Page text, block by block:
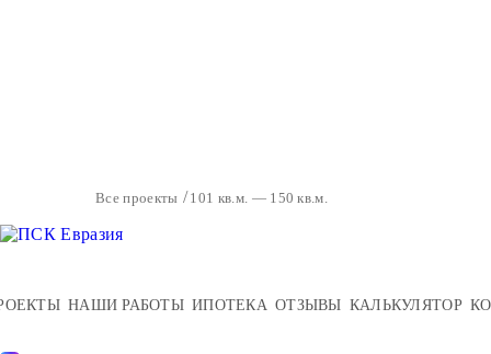
Все проекты 101 кв.м. — 150 кв.м.
НАШИ РАБОТЫ ИПОТЕКА ОТЗЫВЫ КАЛЬКУЛЯТОР